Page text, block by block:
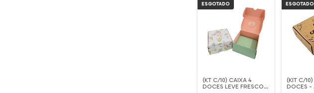
ESGOTADO
(KT C/10) CAIXA 4
DOCES LEVE FRESCOR
ESGOTADO
(KIT C/
DOCES -